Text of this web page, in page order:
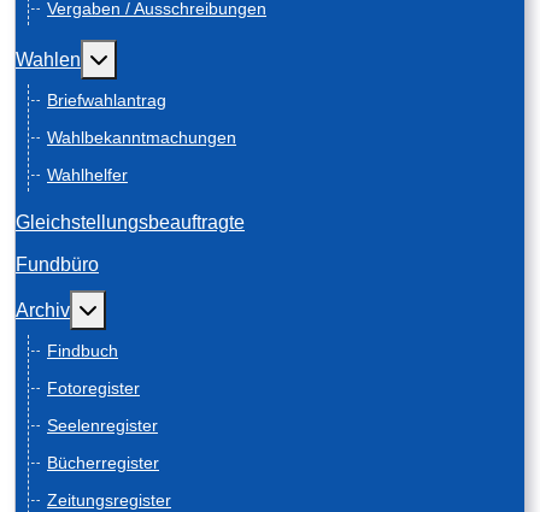
Vergaben / Ausschreibungen
Wahlen Weitere Informationen: Wahlen
Briefwahlantrag
Wahlbekanntmachungen
Wahlhelfer
Gleichstellungsbeauftragte
Fundbüro
Archiv Weitere Informationen: Archiv
Findbuch
Fotoregister
Seelenregister
Bücherregister
Zeitungsregister